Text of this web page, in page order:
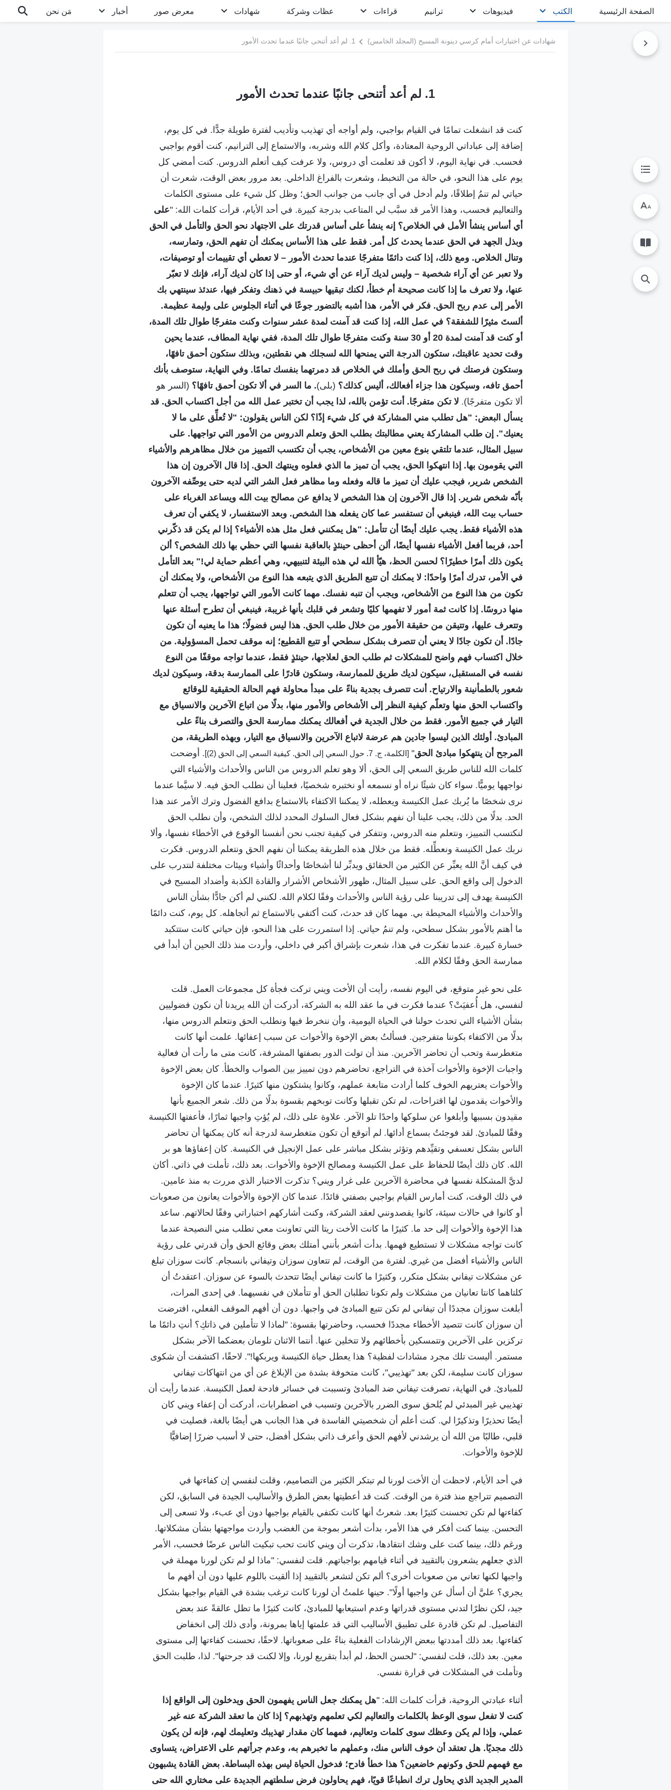
الصفحة الرئيسية الكتب فيديوهات ترانيم قراءات عظات وشركة شهادات معرض صور أخبار مَن نحن
شهادات عن اختبارات أمام كرسي دينونة المسيح (المجلد الخامس) 1. لم أعد أتنحى جانبًا عندما تحدث الأمور
1. لم أعد أتنحى جانبًا عندما تحدث الأمور
كنت قد انشغلت تمامًا في القيام بواجبي، ولم أواجه أي تهذيب وتأديب لفترة طويلة جدًّا. في كل يوم،
إضافة إلى عباداتي الروحية المعتادة، وأكل كلام الله وشربه، والاستماع إلى الترانيم، كنت أقوم بواجبي
فحسب. في نهاية اليوم، لا أكون قد تعلمت أي دروس، ولا عرفت كيف أتعلم الدروس. كنت أمضي كل
يوم على هذا النحو، في حالة من التخبط، وشعرت بالفراغ الداخلي. بعد مرور بعض الوقت، شعرت أن
حياتي لم تنمُ إطلاقًا، ولم أدخل في أي جانب من جوانب الحق؛ وظل كل شيء على مستوى الكلمات
والتعاليم فحسب، وهذا الأمر قد سبَّب لي المتاعب بدرجة كبيرة. في أحد الأيام، قرأت كلمات الله: "على
أي أساس ينشأ الأمل في الخلاص؟ إنه ينشأ على أساس قدرتك على الاجتهاد نحو الحق والتأمل في الحق
وبذل الجهد في الحق عندما يحدث كل أمر. فقط على هذا الأساس يمكنك أن تفهم الحق، وتمارسه،
وتنال الخلاص. ومع ذلك، إذا كنت دائمًا متفرجًا عندما تحدث الأمور – لا تعطي أي تقييمات أو توصيفات،
ولا تعبر عن أي آراء شخصية – وليس لديك آراء عن أي شيء، أو حتى إذا كان لديك آراء، فإنك لا تعبّر
عنها، ولا تعرف ما إذا كانت صحيحة أم خطأ، لكنك تبقيها حبيسة في ذهنك وتفكر فيها، عندئذ سينتهي بك
الأمر إلى عدم ربح الحق. فكر في الأمر، هذا أشبه بالتضور جوعًا في أثناء الجلوس على وليمة عظيمة.
ألستَ مثيرًا للشفقة؟ في عمل الله، إذا كنت قد آمنت لمدة عشر سنوات وكنت متفرجًا طوال تلك المدة،
أو كنت قد آمنت لمدة 20 أو 30 سنة وكنت متفرجًا طوال تلك المدة، ففي نهاية المطاف، عندما يحين
وقت تحديد عاقبتك، ستكون الدرجة التي يمنحها الله لسجلك هي نقطتين، وبذلك ستكون أحمق تافهًا،
وستكون فرصتك في ربح الحق وأملك في الخلاص قد دمرتهما بنفسك تمامًا. وفي النهاية، ستوصف بأنك
أحمق تافه، وسيكون هذا جزاء أفعالك، أليس كذلك؟ (بلى). ما السر في ألا تكون أحمق تافهًا؟ (السر هو
ألا تكون متفرجًا). لا تكن متفرجًا. أنت تؤمن بالله، لذا يجب أن تختبر عمل الله من أجل اكتساب الحق. قد
يسأل البعض: "هل تطلب مني المشاركة في كل شيء إذًا؟ لكن الناس يقولون: "لا تُعلِّق على ما لا
يعنيك". إن طلب المشاركة يعني مطالبتك بطلب الحق وتعلم الدروس من الأمور التي تواجهها. على
سبيل المثال، عندما تلتقي بنوع معين من الأشخاص، يجب أن تكتسب التمييز من خلال مظاهرهم والأشياء
التي يقومون بها. إذا انتهكوا الحق، يجب أن تميز ما الذي فعلوه وينتهك الحق. إذا قال الآخرون إن هذا
الشخص شرير، فيجب عليك أن تميز ما قاله وفعله وما مظاهر فعل الشر التي لديه حتى يوصِّفه الآخرون
بأنّه شخص شرير. إذا قال الآخرون إن هذا الشخص لا يدافع عن مصالح بيت الله ويساعد الغرباء على
حساب بيت الله، فينبغي أن تستفسر عما كان يفعله هذا الشخص. وبعد الاستفسار، لا يكفي أن تعرف
هذه الأشياء فقط. يجب عليك أيضًا أن تتأمل: "هل يمكنني فعل مثل هذه الأشياء؟ إذا لم يكن قد ذكّرني
أحد، فربما أفعل الأشياء نفسها أيضًا، ألن أحظى حينئذٍ بالعاقبة نفسها التي حظي بها ذلك الشخص؟ ألن
يكون ذلك أمرًا خطيرًا؟ لحسن الحظ، هيّأ الله لي هذه البيئة لتنبيهي، وهي أعظم حماية لي!" بعد التأمل
في الأمر، تدرك أمرًا واحدًا: لا يمكنك أن تتبع الطريق الذي يتبعه هذا النوع من الأشخاص، ولا يمكنك أن
تكون من هذا النوع من الأشخاص، ويجب أن تنبه نفسك. مهما كانت الأمور التي تواجهها، يجب أن تتعلم
منها دروسًا. إذا كانت ثمة أمور لا تفهمها كليًا وتشعر في قلبك بأنها غريبة، فينبغي أن تطرح أسئلة عنها
وتتعرف عليها، وتتيقن من حقيقة الأمور من خلال طلب الحق. هذا ليس فضولًا؛ هذا ما يعنيه أن تكون
جادًا. أن تكون جادًا لا يعني أن تتصرف بشكل سطحي أو تتبع القطيع؛ إنه موقف تحمل المسؤولية. من
خلال اكتساب فهم واضح للمشكلات ثم طلب الحق لعلاجها، حينئذٍ فقط، عندما تواجه موقفًا من النوع
نفسه في المستقبل، سيكون لديك طريق للممارسة، وستكون قادرًا على الممارسة بدقة، وسيكون لديك
شعور بالطمأنينة والارتياح. أنت تتصرف بجدية بناءً على مبدأ محاولة فهم الحالة الحقيقية للوقائع
واكتساب الحق منها وتعلّم كيفية النظر إلى الأشخاص والأمور منها، بدلًا من اتباع الآخرين والانسياق مع
التيار في جميع الأمور. فقط من خلال الجدية في أفعالك يمكنك ممارسة الحق والتصرف بناءً على
المبادئ. أولئك الذين ليسوا جادين هم عرضة لاتباع الآخرين والانسياق مع التيار، وبهذه الطريقة، من
المرجح أن ينتهكوا مبادئ الحق" [الكلمة، ج. 7. حول السعي إلى الحق. كيفية السعي إلى الحق (2)]
. أوضحت
كلمات الله للناس طريق السعي إلى الحق، ألا وهو تعلم الدروس من الناس والأحداث والأشياء التي
نواجهها يوميًّا. سواء كان شيئًا نراه أو نسمعه أو نختبره شخصيًا، فعلينا أن نطلب الحق فيه. لا سيَّما عندما
نرى شخصًا ما يُربك عمل الكنيسة ويعطله، لا يمكننا الاكتفاء بالاستماع بدافع الفضول وترك الأمر عند هذا
الحد. بدلًا من ذلك، يجب علينا أن نفهم بشكل فعال السلوك المحدد لذلك الشخص، وأن نطلب الحق
لنكتسب التمييز، ونتعلم منه الدروس، ونتفكر في كيفية تجنب نحن أنفسنا الوقوع في الأخطاء نفسها، وألا
نربك عمل الكنيسة ونعطِّله. فقط من خلال هذه الطريقة يمكننا أن نفهم الحق ونتعلم الدروس. فكرت
في كيف أنَّ الله يعبِّر عن الكثير من الحقائق ويدبِّر لنا أشخاصًا وأحداثًا وأشياء وبيئات مختلفة لنتدرب على
الدخول إلى واقع الحق. على سبيل المثال، ظهور الأشخاص الأشرار والقادة الكذبة وأضداد المسيح في
الكنيسة يهدف إلى تدريبنا على رؤية الناس والأحداث وفقًا لكلام الله. لكنني لم أكن جادًّا بشأن الناس
والأحداث والأشياء المحيطة بي. مهما كان قد حدث، كنت أكتفي بالاستماع ثم أتجاهله. كل يوم، كنت دائمًا
ما أهتم بالأمور بشكل سطحي، ولم تنمُ حياتي. إذا استمررت على هذا النحو، فإن حياتي كانت ستتكبد
خسارة كبيرة. عندما تفكرت في هذا، شعرت بإشراق أكبر في داخلي، وأردت منذ ذلك الحين أن أبدأ في
ممارسة الحق وفقًا لكلام الله.
على نحو غير متوقع، في اليوم نفسه، رأيت أن الأخت ويني تركت فجأة كل مجموعات العمل. قلت
لنفسي، هل أُعفيَتْ؟ عندما فكرت في ما عقد الله به الشركة، أدركت أن الله يريدنا أن نكون فضوليين
بشأن الأشياء التي تحدث حولنا في الحياة اليومية، وأن ننخرط فيها ونطلب الحق ونتعلم الدروس منها،
بدلًا من الاكتفاء بكوننا متفرجين. فسألتُ بعض الإخوة والأخوات عن سبب إعفائها. علمت أنها كانت
متغطرسة وتحب أن تحاضر الآخرين. منذ أن تولت الدور بصفتها المشرفة، كانت متى ما رأت أن فعالية
واجبات الإخوة والأخوات آخذة في التراجع، تحاضرهم دون تمييز بين الصواب والخطأ. كان بعض الإخوة
والأخوات يعتريهم الخوف كلما أرادت متابعة عملهم، وكانوا يشتكون منها كثيرًا. عندما كان الإخوة
والأخوات يقدمون لها اقتراحات، لم تكن تقبلها وكانت توبخهم بقسوة بدلًا من ذلك. شعر الجميع بأنها
مقيدون بسببها وأبلغوا عن سلوكها واحدًا تلو الآخر. علاوة على ذلك، لم يُؤتِ واجبها ثمارًا، فأعفتها الكنيسة
وفقًا للمبادئ. لقد فوجئتُ بسماع أدائها. لم أتوقع أن تكون متغطرسة لدرجة أنه كان يمكنها أن تحاضر
الناس بشكل تعسفي وتقيِّدهم وتؤثر بشكل مباشر على عمل الإنجيل في الكنيسة. كان إعفاؤها هو بر
الله. كان ذلك أيضًا للحفاظ على عمل الكنيسة ومصالح الإخوة والأخوات. بعد ذلك، تأملت في ذاتي. أكان
لديَّ المشكلة نفسها في محاضرة الآخرين على غرار ويني؟ تذكرت الاختبار الذي مررت به منذ عامين.
في ذلك الوقت، كنت أمارس القيام بواجبي بصفتي قائدًا. عندما كان الإخوة والأخوات يعانون من صعوبات
أو كانوا في حالات سيئة، كانوا يقصدونني لعقد الشركة، وكنت أشاركهم اختباراتي وفقًا لحالاتهم. ساعد
هذا الإخوة والأخوات إلى حد ما. كثيرًا ما كانت الأخت ريتا التي تعاونت معي تطلب مني النصيحة عندما
كانت تواجه مشكلات لا تستطيع فهمها. بدأت أشعر بأنني أمتلك بعض وقائع الحق وأن قدرتي على رؤية
الناس والأشياء أفضل من غيري. لفترة من الوقت، لم تتعاون سوزان وتيفاني بانسجام. كانت سوزان تبلغ
عن مشكلات تيفاني بشكل متكرر، وكثيرًا ما كانت تيفاني أيضًا تتحدث بالسوء عن سوزان. اعتقدتُ أن
كلتاهما كانتا تعانيان من مشكلات ولم تكونا تطلبان الحق أو تتأملان في نفسيهما. في إحدى المرات،
أبلغت سوزان مجددًا أن تيفاني لم تكن تتبع المبادئ في واجبها. دون أن أفهم الموقف الفعلي، افترضت
أن سوزان كانت تتصيد الأخطاء مجددًا فحسب، وحاضرتها بقسوة: "لماذا لا تتأملين في ذاتكِ؟ أنتِ دائمًا ما
تركزين على الآخرين وتتمسكين بأخطائهم ولا تتخلين عنها. أنتما الاثنان تلومان بعضكما الآخر بشكل
مستمر. أليست تلك مجرد مشادات لفظية؟ هذا يعطل حياة الكنيسة ويربكها!". لاحقًا، اكتشفت أن شكوى
سوزان كانت سليمة، لكن بعد "تهذيبي"، كانت متخوفة بشدة من الإبلاغ عن أي من انتهاكات تيفاني
للمبادئ. في النهاية، تصرفت تيفاني ضد المبادئ وتسببت في خسائر فادحة لعمل الكنيسة. عندما رأيت أن
تهذيبي غير المبدئي لم يُلحق سوى الضرر بالآخرين وتسبب في اضطرابات، أدركت أن إعفاء ويني كان
أيضًا تحذيرًا وتذكيرًا لي. كنت أعلم أن شخصيتي الفاسدة في هذا الجانب هي أيضًا بالغة، فصليت في
قلبي، طالبًا من الله أن يرشدني لأفهم الحق وأعرف ذاتي بشكل أفضل، حتى لا أسبب ضررًا إضافيًّا
للإخوة والأخوات.
في أحد الأيام، لاحظت أن الأخت لورنا لم تبتكر الكثير من التصاميم، وقلت لنفسي إن كفاءتها في
التصميم تتراجع منذ فترة من الوقت. كنت قد أعطيتها بعض الطرق والأساليب الجيدة في السابق، لكن
كفاءتها لم تكن تحسنت كثيرًا بعد. شعرتُ أنها كانت تكتفي بالقيام بواجبها دون أي عبء، ولا تسعى إلى
التحسن. بينما كنت أفكر في هذا الأمر، بدأت أشعر بموجة من الغضب وأردت مواجهتها بشأن مشكلاتها.
ورغم ذلك، بينما كنت على وشك انتقادها، تذكرت أن ويني كانت تحب تبكيت الناس عرضًا فحسب، الأمر
الذي جعلهم يشعرون بالتقييد في أثناء قيامهم بواجباتهم. قلت لنفسي: "ماذا لو لم تكن لورنا مهملة في
واجبها لكنها تعاني من صعوبات أخرى؟ ألم تكن لتشعر بالتقييد إذا ألقيت باللوم عليها دون أن أفهم ما
يجري؟ عليَّ أن أسأل عن واجبها أولًا". حينها علمتُ أن لورنا كانت ترغب بشدة في القيام بواجبها بشكل
جيد، لكن نظرًا لتدني مستوى قدراتها وعدم استيعابها للمبادئ، كانت كثيرًا ما تظل عالقةً عند بعض
التفاصيل. لم تكن قادرة على تطبيق الأساليب التي قد علمتها إياها بمرونة، وأدى ذلك إلى انخفاض
كفاءتها. بعد ذلك أمددتها ببعض الإرشادات الفعلية بناءً على صعوباتها. لاحقًا، تحسنت كفاءتها إلى مستوى
معين. بعد ذلك، قلت لنفسي: "لحسن الحظ، لم أبدأ بتقريع لورنا، وإلا لكنت قد جرحتها". لذا، طلبت الحق
وتأملت في المشكلات في قرارة نفسي.
أثناء عبادتي الروحية، قرأت كلمات الله: "هل يمكنك جعل الناس يفهمون الحق ويدخلون إلى الواقع إذا
كنت لا تفعل سوى الوعظ بالكلمات والتعاليم لكي تعلمهم وتهذبهم؟ إذا كان ما تعقد الشركة عنه غير
عملي، وإذا لم يكن وعظك سوى كلمات وتعاليم، فمهما كان مقدار تهذيبك وتعليمك لهم، فإنه لن يكون
ذلك مجديًا. هل تعتقد أن خوف الناس منك، وعملهم ما تخبرهم به، وعدم جرأتهم على الاعتراض، يتساوى
مع فهمهم للحق وكونهم خاضعين؟ هذا خطأ فادح؛ فدخول الحياة ليس بهذه البساطة. بعض القادة يشبهون
المدير الجديد الذي يحاول ترك انطباعًا قويًا، فهم يحاولون فرض سلطتهم الجديدة على مختاري الله حتى